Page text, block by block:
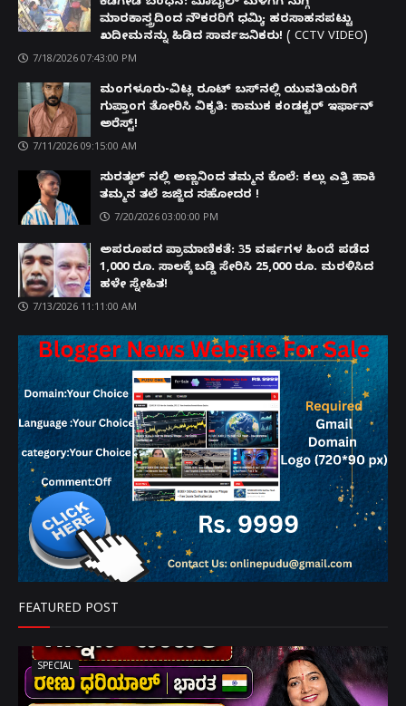
ಮಾರಕಾಸ್ತ್ರದಿಂದ ನೌಕರರಿಗೆ ಧಮ್ಕಿ; ಹರಸಾಹಸಪಟ್ಟು
ಖದೀಮನನ್ನು ಹಿಡಿದ ಸಾರ್ವಜನಿಕರು! ( CCTV VIDEO)
7/18/2026 07:43:00 PM
ಮಂಗಳೂರು-ವಿಟ್ಲ ರೂಟ್ ಬಸ್‌ನಲ್ಲಿ ಯುವತಿಯರಿಗೆ
ಗುಪ್ತಾಂಗ ತೋರಿಸಿ ವಿಕೃತಿ: ಕಾಮುಕ ಕಂಡಕ್ಟರ್ ಇರ್ಫಾನ್
ಅರೆಸ್ಟ್!
7/11/2026 09:15:00 AM
ಸುರತ್ಕಲ್ ನಲ್ಲಿ ಅಣ್ಣನಿಂದ ತಮ್ಮನ ಕೊಲೆ: ಕಲ್ಲು ಎತ್ತಿ ಹಾಕಿ
ತಮ್ಮನ ತಲೆ ಜಜ್ಜಿದ ಸಹೋದರ !
7/20/2026 03:00:00 PM
ಅಪರೂಪದ ಪ್ರಾಮಾಣಿಕತೆ: 35 ವರ್ಷಗಳ ಹಿಂದೆ ಪಡೆದ
1,000 ರೂ. ಸಾಲಕ್ಕೆ ಬಡ್ಡಿ ಸೇರಿಸಿ 25,000 ರೂ. ಮರಳಿಸಿದ
ಹಳೇ ಸ್ನೇಹಿತ!
7/13/2026 11:11:00 AM
FEATURED POST
SPECIAL